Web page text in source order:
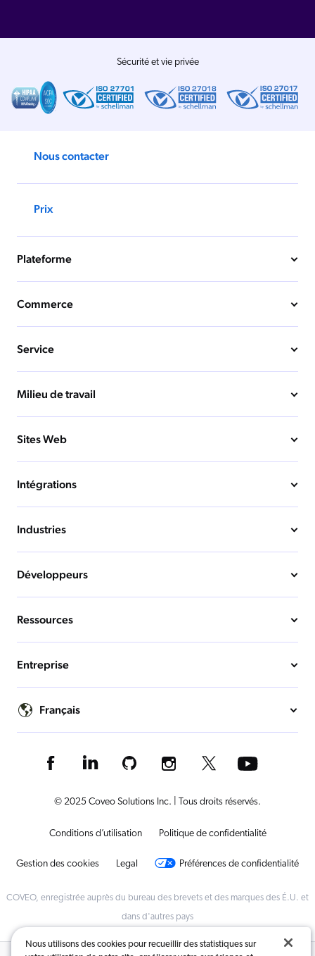
Sécurité et vie privée
Nous contacter
Prix
Plateforme
Commerce
Service
Milieu de travail
Sites Web
Intégrations
Industries
Développeurs
Ressources
Entreprise
Français
© 2025 Coveo Solutions Inc. | Tous droits réservés.
Conditions d’utilisation Politique de confidentialité
Gestion des cookies Legal Préférences de confidentialité
COVEO, enregistrée auprès du bureau des brevets et des marques des É.U. et
dans d'autres pays
Nous utilisons des cookies pour recueillir des statistiques sur